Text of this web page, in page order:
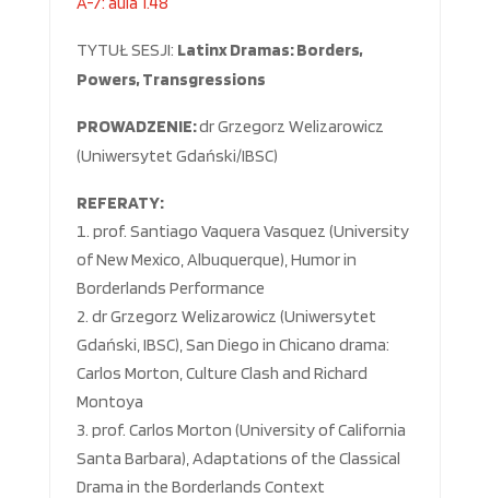
TYTUŁ SESJI: Latinx Dramas: Borders,
Powers, Transgressions
PROWADZENIE:dr Grzegorz Welizarowicz
(Uniwersytet Gdański/IBSC)
REFERATY:
prof. Santiago Vaquera Vasquez (University
of New Mexico, Albuquerque), Humor in
Borderlands Performance
dr Grzegorz Welizarowicz (Uniwersytet
Gdański, IBSC), San Diego in Chicano drama:
Carlos Morton, Culture Clash and Richard
Montoya
prof. Carlos Morton (University of California
Santa Barbara), Adaptations of the Classical
Drama in the Borderlands Context